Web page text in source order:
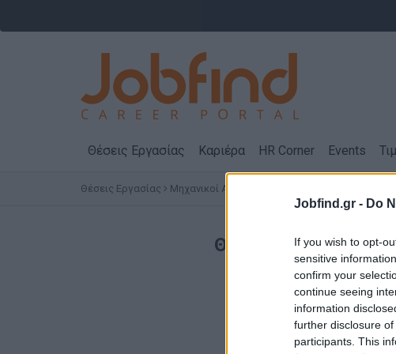
Jobfind.gr - Do
If you wish to opt-
sensitive
confirm your
continue seeing
information
further disclosure
participants. This
Θέσεις Εργασίας Καριέρα HR Corner Events
Θέσεις Εργασίας Μηχανικοί ΑΕΙ / ΤΕΙ - Επιστήμες
Θέσεις Εργασίας
Δεν